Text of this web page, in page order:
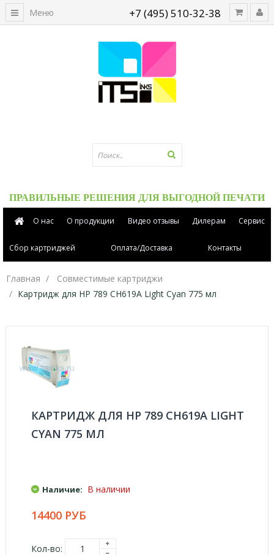
+7 (495) 510-32-38
ПРАВИЛЬНЫЕ РЕШЕНИЯ ДЛЯ ВЫГОДНОЙ ПЕЧАТИ
Меню
О нас О продукции Видео отзывы Дилерам Сервис
Сбор картриджей Оплата/Доставка Контакты
Главная
Совместимые картриджи
Картридж для HP 789 CH619A Light Cyan 775 мл
КАРТРИДЖ ДЛЯ HP 789 CH619A LIGHT
CYAN 775 МЛ
Наличие: В наличии
14400 РУБ
Кол-во: